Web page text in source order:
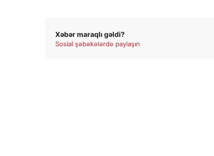
Xəbər maraqlı gəldi?
Sosial şəbəkələrdə paylaşın